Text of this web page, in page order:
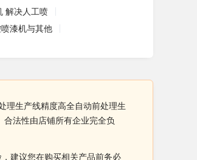
解决人工喷
漆机与其他
理生产线精度高全自动前处理生
法性由店铺所有企业完全负
建议您在购买相关产品前务必